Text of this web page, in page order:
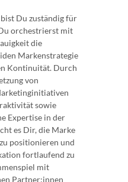
Du zuständig für
orchestrierst mit
die
Markenstrategie
Kontinuität. Durch
von
sowie
Expertise in der
es Dir, die Marke
positionieren und
fortlaufend zu
mit
Partner:innen